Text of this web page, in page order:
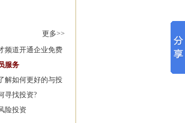
更多>>
频道开通企业免费
服务
解如何更好的与投
寻找投资?
险投资